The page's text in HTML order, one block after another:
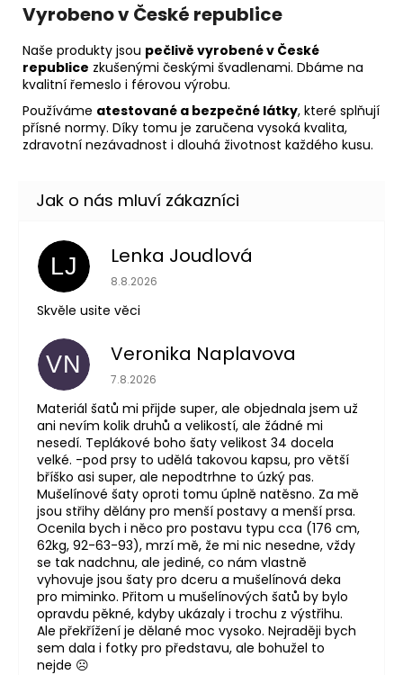
Vyrobeno v České republice
Naše produkty jsou pečlivě vyrobené v České
republice zkušenými českými švadlenami. Dbáme na
kvalitní řemeslo i férovou výrobu.
Používáme atestované a bezpečné látky, které splňují
přísné normy. Díky tomu je zaručena vysoká kvalita,
zdravotní nezávadnost i dlouhá životnost každého kusu.
LJ Lenka Joudlová
Hodnocení obchodu je 5 z 5 hvězdiček.
8.8.2026
Skvěle usite věci
VN Veronika Naplavova
Hodnocení obchodu je 4 z 5 hvězdiček.
7.8.2026
Materiál šatů mi přijde super, ale objednala jsem už
ani nevím kolik druhů a velikostí, ale žádné mi
nesedí. Teplákové boho šaty velikost 34 docela
velké. -pod prsy to udělá takovou kapsu, pro větší
bříško asi super, ale nepodtrhne to úzký pas.
Mušelínové šaty oproti tomu úplně natěsno. Za mě
jsou střihy dělány pro menší postavy a menší prsa.
Ocenila bych i něco pro postavu typu cca (176 cm,
62kg, 92-63-93), mrzí mě, že mi nic nesedne, vždy
se tak nadchnu, ale jediné, co nám vlastně
vyhovuje jsou šaty pro dceru a mušelínová deka
pro miminko. Přitom u mušelínových šatů by bylo
opravdu pěkné, kdyby ukázaly i trochu z výstřihu.
Ale překřížení je dělané moc vysoko. Nejraději bych
sem dala i fotky pro představu, ale bohužel to
nejde ☹️